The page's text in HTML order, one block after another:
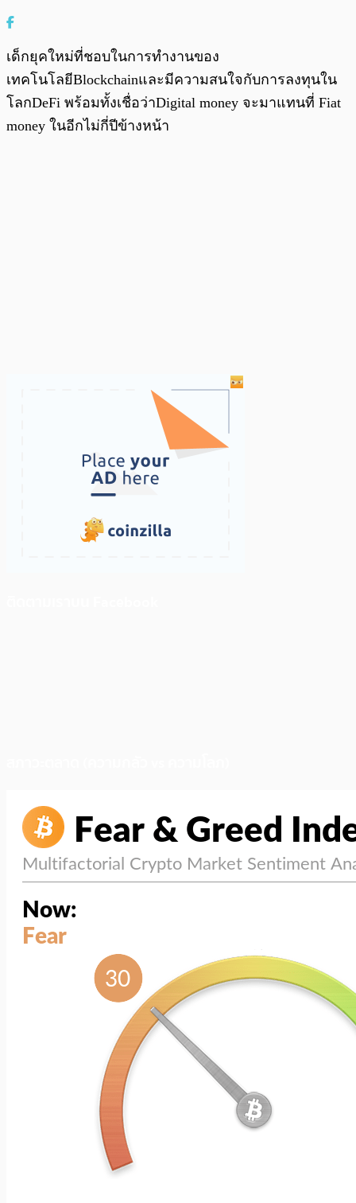
เด็กยุคใหม่ที่ชอบในการทำงานของ
เทคโนโลยีBlockchainและมีความสนใจกับการลงทุนใน
โลกDeFi พร้อมทั้งเชื่อว่าDigital money จะมาแทนที่ Fiat
money ในอีกไม่กี่ปีข้างหน้า